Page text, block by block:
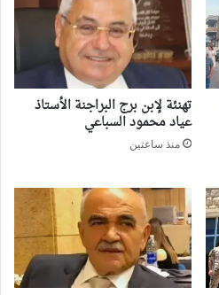
تهنئة لإبن برج البراجنة الأستاذ
عياد محمود السباعي
منذ ساعتين